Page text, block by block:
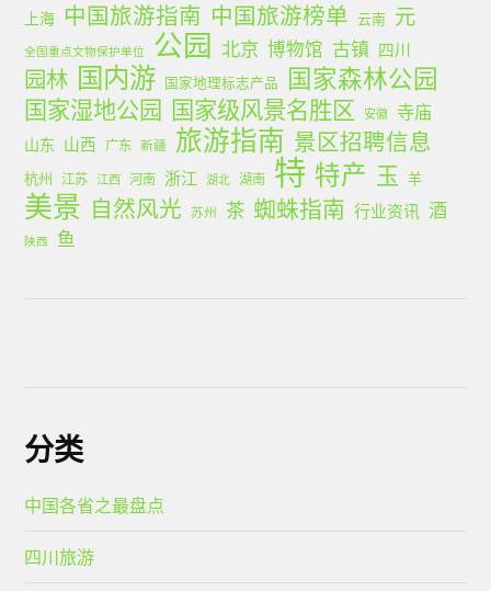
上海 中国旅游指南 中国旅游榜单 云南 元
全国重点文物保护单位 公园 北京 博物馆 古镇 四川
园林 国内游 国家地理标志产品 国家森林公园
国家湿地公园 国家级风景名胜区 安徽 寺庙
山东 山西 广东 新疆 旅游指南 景区招聘信息
杭州 江苏 江西 河南 浙江 湖北 湖南 特 特产 玉 羊
美景 自然风光 苏州 茶 蜘蛛指南 行业资讯 酒
陕西 鱼
分类
中国各省之最盘点
四川旅游